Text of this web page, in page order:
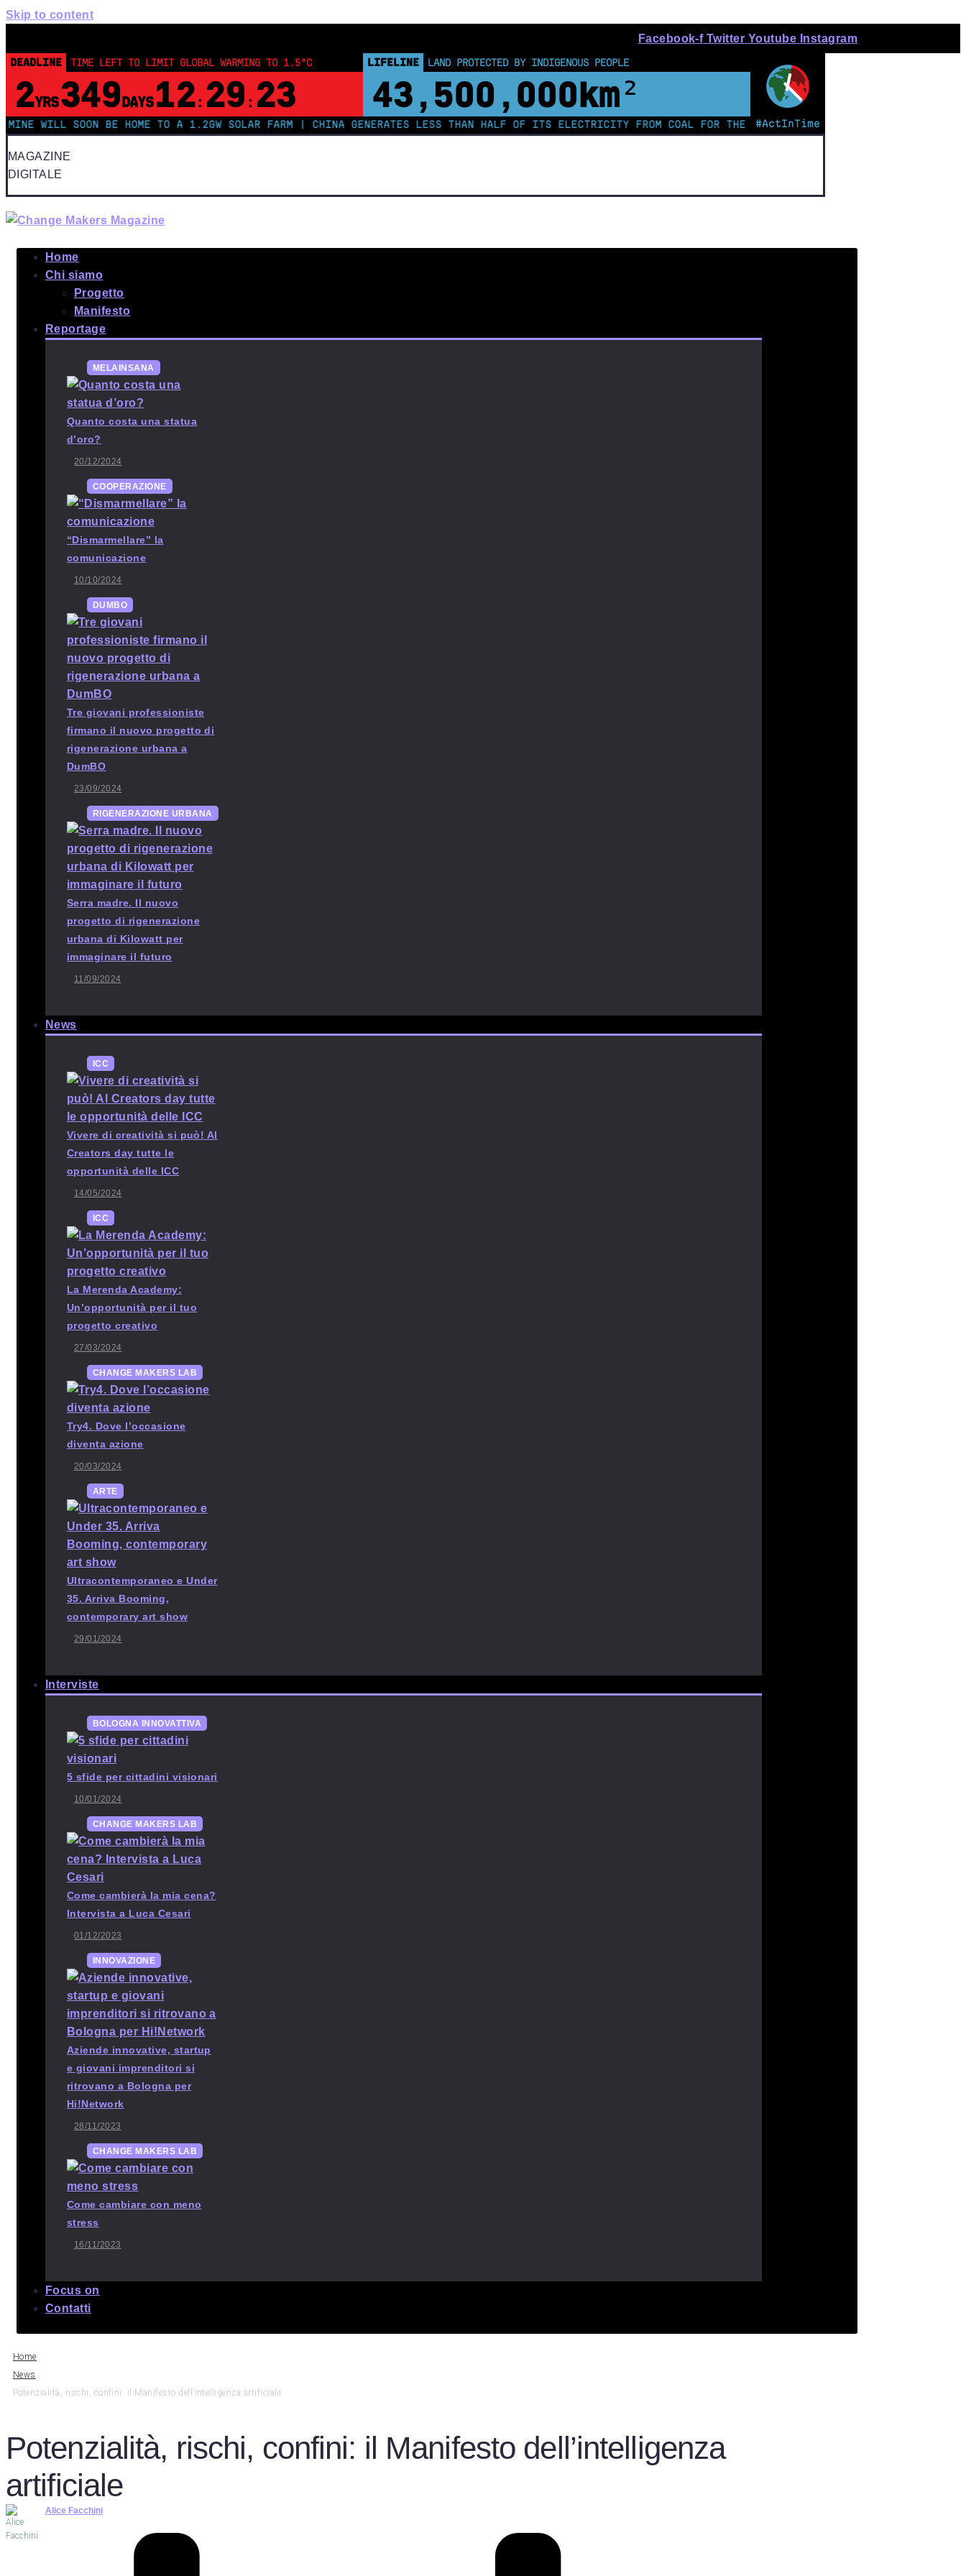
Skip to content
Facebook-f Twitter Youtube Instagram
#ActInTime
DEADLINE TIME LEFT TO LIMIT GLOBAL WARMING TO 1.5°C
2YRS349DAYS 12: 29 : 23
LIFELINE LAND PROTECTED BY INDIGENOUS PEOPLE
43,500,000km²
SOON BE HOME TO A 1.2GW SOLAR FARM | CHINA GENERATES LESS THAN HALF OF ITS ELECTRICITY FROM COAL FOR THE FIRST TIME | KENYAN TEEN LEADS
MAGAZINE
DIGITALE
Home
Chi siamo
Progetto
Manifesto
Reportage
MELAINSANA
Quanto costa una statua
d’oro?
20/12/2024
COOPERAZIONE
“Dismarmellare” la
comunicazione
10/10/2024
DUMBO
Tre giovani professioniste
firmano il nuovo progetto di
rigenerazione urbana a
DumBO
23/09/2024
RIGENERAZIONE URBANA
Serra madre. Il nuovo
progetto di rigenerazione
urbana di Kilowatt per
immaginare il futuro
11/09/2024
News
ICC
Vivere di creatività si può! Al
Creators day tutte le
opportunità delle ICC
14/05/2024
ICC
La Merenda Academy:
Un’opportunità per il tuo
progetto creativo
27/03/2024
CHANGE MAKERS LAB
Try4. Dove l’occasione
diventa azione
20/03/2024
ARTE
Ultracontemporaneo e Under
35. Arriva Booming,
contemporary art show
29/01/2024
Interviste
BOLOGNA INNOVATTIVA
5 sfide per cittadini visionari
10/01/2024
CHANGE MAKERS LAB
Come cambierà la mia cena?
Intervista a Luca Cesari
01/12/2023
INNOVAZIONE
Aziende innovative, startup
e giovani imprenditori si
ritrovano a Bologna per
Hi!Network
28/11/2023
CHANGE MAKERS LAB
Come cambiare con meno
stress
16/11/2023
Focus on
Contatti
Home
News
Potenzialità, rischi, confini: il Manifesto dell’intelligenza artificiale
Potenzialità, rischi, confini: il Manifesto dell’intelligenza
artificiale
Alice Facchini